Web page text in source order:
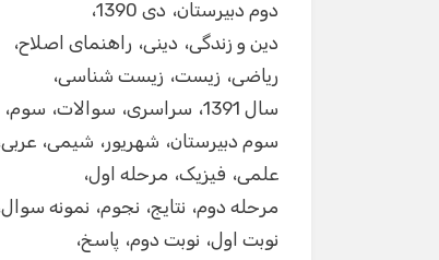
دوم دبیرستان دی 1390
دین و زندگی دینی راهنمای اصلاح
ریاضی زیست زیست شناسی
سال 1391
سراسری سوالات سوم
سوم دبیرستان شهریور شیمی عربی
علمی فیزیک مرحله اول
مرحله دوم نتایج نجوم نمونه سوال
نوبت اول نوبت دوم پاسخ